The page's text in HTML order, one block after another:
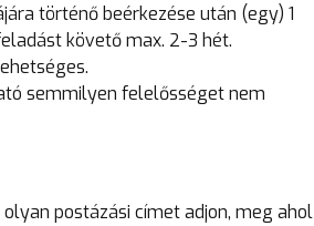
történő beérkezése után (egy) 1
követő max. 2-3 hét.
semmilyen felelősséget nem
postázási címet adjon, meg ahol